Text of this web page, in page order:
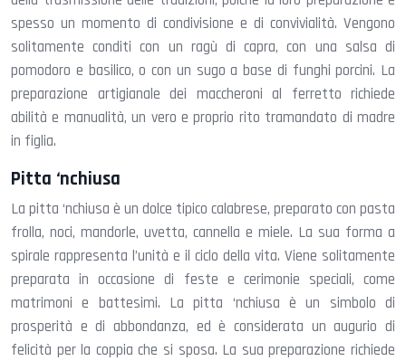
spesso un momento di condivisione e di convivialità. Vengono
solitamente conditi con un ragù di capra, con una salsa di
pomodoro e basilico, o con un sugo a base di funghi porcini. La
preparazione artigianale dei maccheroni al ferretto richiede
abilità e manualità, un vero e proprio rito tramandato di madre
in figlia.
Pitta ‘nchiusa
La pitta ‘nchiusa è un dolce tipico calabrese, preparato con pasta
frolla, noci, mandorle, uvetta, cannella e miele. La sua forma a
spirale rappresenta l’unità e il ciclo della vita. Viene solitamente
preparata in occasione di feste e cerimonie speciali, come
matrimoni e battesimi. La pitta ‘nchiusa è un simbolo di
prosperità e di abbondanza, ed è considerata un augurio di
felicità per la coppia che si sposa. La sua preparazione richiede